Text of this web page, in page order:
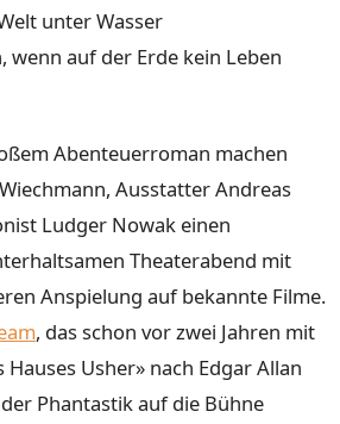
unter Wasser
wenn auf der Erde kein Leben
Abenteuerroman machen
Ausstatter Andreas
Ludger Nowak einen
Theaterabend mit
Anspielung auf bekannte Filme.
, das schon vor zwei Jahren mit
Usher» nach Edgar Allan
Phantastik auf die Bühne